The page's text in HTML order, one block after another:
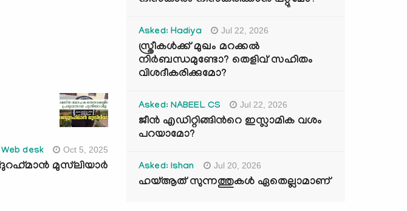
Web desk Oct 5, 2025
മുസ്‌ലിയാര്‍
Asked: Hadiya Jul 22, 2026
സ്ത്രീകൾക്ക് മുഖം മറക്കൽ
നിർബന്ധമുണ്ടോ? തെളിവ് സഹിതം
വിശദീകരിക്കുമോ?
Asked: NABEEL CS Jul 22, 2026
ജീൻ എഡിറ്റിങ്ങിന്‍റെ ഇസ്ലാമിക വശം
പറയാമോ?
Asked: Ishan Jul 20, 2026
ഹയ്ആത് സുന്നത്തുകൾ ഏതെല്ലാമാണ്